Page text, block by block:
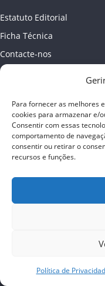
Para fornecer as melhores
cookies para armazenar e/
Consentir com essas
comportamento de
consentir ou retirar o
recursos e funções.
Política de
Estatuto Editorial
Ficha Técnica
Contacte-nos
Newsletter
Publicidade